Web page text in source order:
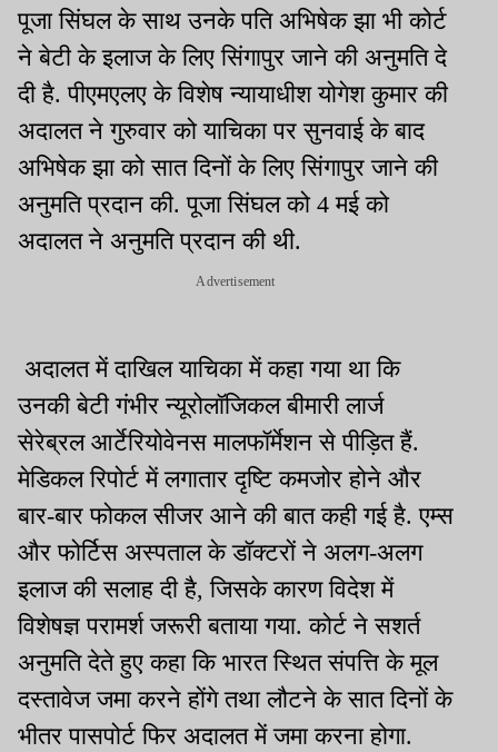
पूजा सिंघल के साथ उनके पति अभिषेक झा भी कोर्ट
ने बेटी के इलाज के लिए सिंगापुर जाने की अनुमति दे
दी है. पीएमएलए के विशेष न्यायाधीश योगेश कुमार की
अदालत ने गुरुवार को याचिका पर सुनवाई के बाद
अभिषेक झा को सात दिनों के लिए सिंगापुर जाने की
अनुमति प्रदान की. पूजा सिंघल को 4 मई को
अदालत ने अनुमति प्रदान की थी.
Advertisement
अदालत में दाखिल याचिका में कहा गया था कि
उनकी बेटी गंभीर न्यूरोलॉजिकल बीमारी लार्ज
सेरेब्रल आर्टेरियोवेनस मालफॉर्मेशन से पीड़ित हैं.
मेडिकल रिपोर्ट में लगातार दृष्टि कमजोर होने और
बार-बार फोकल सीजर आने की बात कही गई है. एम्स
और फोर्टिस अस्पताल के डॉक्टरों ने अलग-अलग
इलाज की सलाह दी है, जिसके कारण विदेश में
विशेषज्ञ परामर्श जरूरी बताया गया. कोर्ट ने सशर्त
अनुमति देते हुए कहा कि भारत स्थित संपत्ति के मूल
दस्तावेज जमा करने होंगे तथा लौटने के सात दिनों के
भीतर पासपोर्ट फिर अदालत में जमा करना होगा.